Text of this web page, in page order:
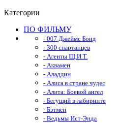
Категории
ПО ФИЛЬМУ
- 007 Джеймс Бонд
- 300 спартанцев
- Агенты Щ.И.Т.
- Аквамен
- Аладдин
- Алиса в стране чудес
- Алита: Боевой ангел
- Бегущий в лабиринте
- Бэтмен
- Ведьмы Ист-Энда